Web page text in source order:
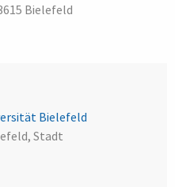
Bielefeld
Bielefeld
Stadt